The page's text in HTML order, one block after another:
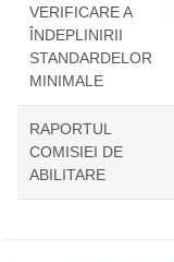
VERIFICARE A
ÎNDEPLINIRII
STANDARDELOR
MINIMALE
RAPORTUL
COMISIEI DE
ABILITARE